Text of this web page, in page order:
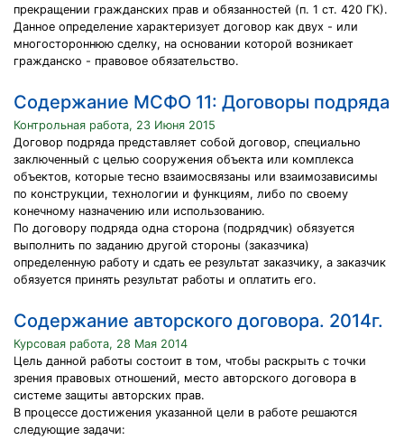
прекращении гражданских прав и обязанностей (п. 1 ст. 420 ГК).
Данное определение характеризует договор как двух - или
многостороннюю сделку, на основании которой возникает
гражданско - правовое обязательство.
Содержание МСФО 11: Договоры подряда
Контрольная работа, 23 Июня 2015
Договор подряда представляет собой договор, специально
заключенный с целью сооружения объекта или комплекса
объектов, которые тесно взаимосвязаны или взаимозависимы
по конструкции, технологии и функциям, либо по своему
конечному назначению или использованию.
По договору подряда одна сторона (подрядчик) обязуется
выполнить по заданию другой стороны (заказчика)
определенную работу и сдать ее результат заказчику, а заказчик
обязуется принять результат работы и оплатить его.
Содержание авторского договора. 2014г.
Курсовая работа, 28 Мая 2014
Цель данной работы состоит в том, чтобы раскрыть с точки
зрения правовых отношений, место авторского договора в
системе защиты авторских прав.
В процессе достижения указанной цели в работе решаются
следующие задачи: